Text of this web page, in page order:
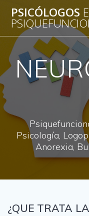
PSICÓLOGOS
Psicología,
Anorexia,
¿QUE TRATA